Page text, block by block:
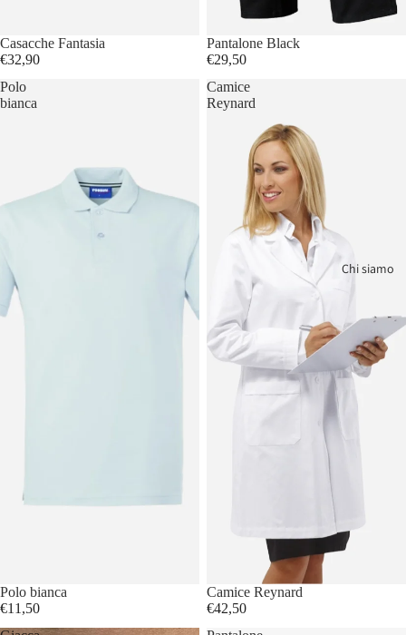
Chi siamo
Casacche Fantasia
€32,90
Pantalone Black
€29,50
Polo
bianca
Polo bianca
€11,50
Camice
Reynard
Camice Reynard
€42,50